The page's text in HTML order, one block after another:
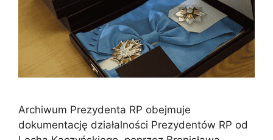
Archiwum Prezydenta RP obejmuje
dokumentację działalności Prezydentów RP od